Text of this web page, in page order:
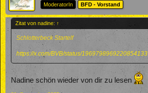
ModeratorIn
BFD - Vorstand
Zitat von nadine: ↑
Schlotterbeck Startelf
https://x.com/BVB/status/1969798969220854133
Nadine schön wieder von dir zu lesen